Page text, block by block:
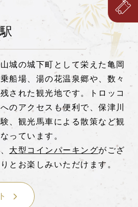
さまへ
いて
とは
城の城下町として栄えた亀岡
船場、湯の花温泉郷や、数々
された観光地です。トロッコ
のアクセスも便利で、保津川
、観光馬車による散策など観
っています。
大型コインパーキングがござ
とお楽しみいただけます。